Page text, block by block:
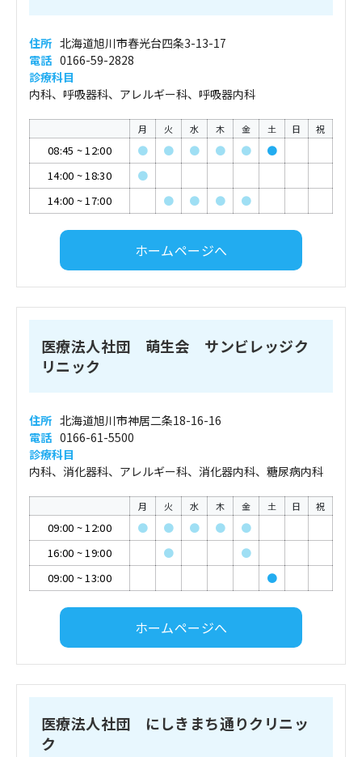
住所 北海道旭川市春光台四条3-13-17
電話 0166-59-2828
診療科目
内科、呼吸器科、アレルギー科、呼吸器内科
月 火 水 木 金 土 日 祝
08:45 ~12:00 ● ● ● ● ●
●
14:00 ~18:30
●
14:00 ~17:00 ● ● ● ●
ホームページへ
医療法人社団 萌生会 サンビレッジク
リニック
住所 北海道旭川市神居二条18-16-16
電話 0166-61-5500
診療科目
内科、消化器科、アレルギー科、消化器内科、糖尿病内科
月 火 水 木 金 土 日 祝
09:00 ~12:00 ● ● ● ●
●
16:00 ~19:00 ●
●
09:00 ~13:00 ●
ホームページへ
医療法人社団 にしきまち通りクリニッ
ク